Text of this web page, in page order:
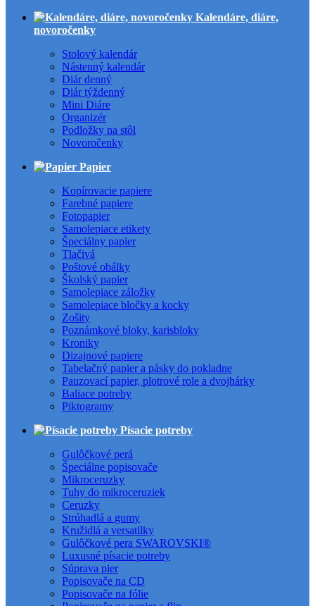
Kalendáre, diáre,
novoročenky
Stolový kalendár
Nástenný kalendár
Diár denný
Diár týždenný
Mini Diáre
Organizér
Podložky na stôl
Novoročenky
Papier
Kopírovacie papiere
Farebné papiere
Fotopapier
Samolepiace etikety
Špeciálny papier
Tlačivá
Poštové obálky
Školský papier
Samolepiace záložky
Samolepiace bločky a kocky
Zošity
Poznámkové bloky, karisbloky
Kroniky
Dizajnové papiere
Tabelačný papier a pásky do pokladne
Pauzovací papier, plotrové role a dvojhárky
Baliace potreby
Piktogramy
Písacie potreby
Gulôčkové perá
Špeciálne popisovače
Mikroceruzky
Tuhy do mikroceruziek
Ceruzky
Strúhadlá a gumy
Kružidlá a versatilky
Gulôčkové pera SWAROVSKI®
Luxusné písacie potreby
Súprava pier
Popisovače na CD
Popisovače na fólie